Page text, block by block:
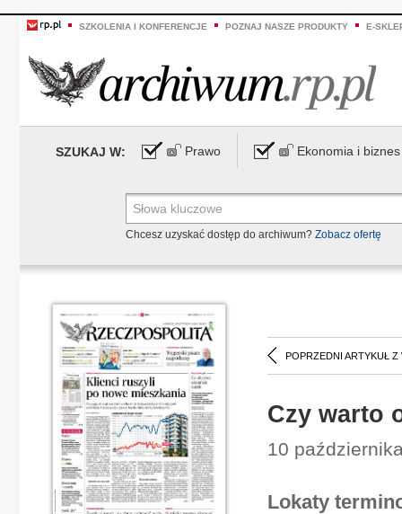
SZKOLENIA I KONFERENCJE POZNAJ NASZE PRODUKTY E-
SZUKAJ W: Prawo Ekonomia i biznes
Chcesz uzyskać dostęp do archiwum? Zobacz ofertę
POPRZEDNI ARTYKUŁ Z
Czy warto
10
Lokaty